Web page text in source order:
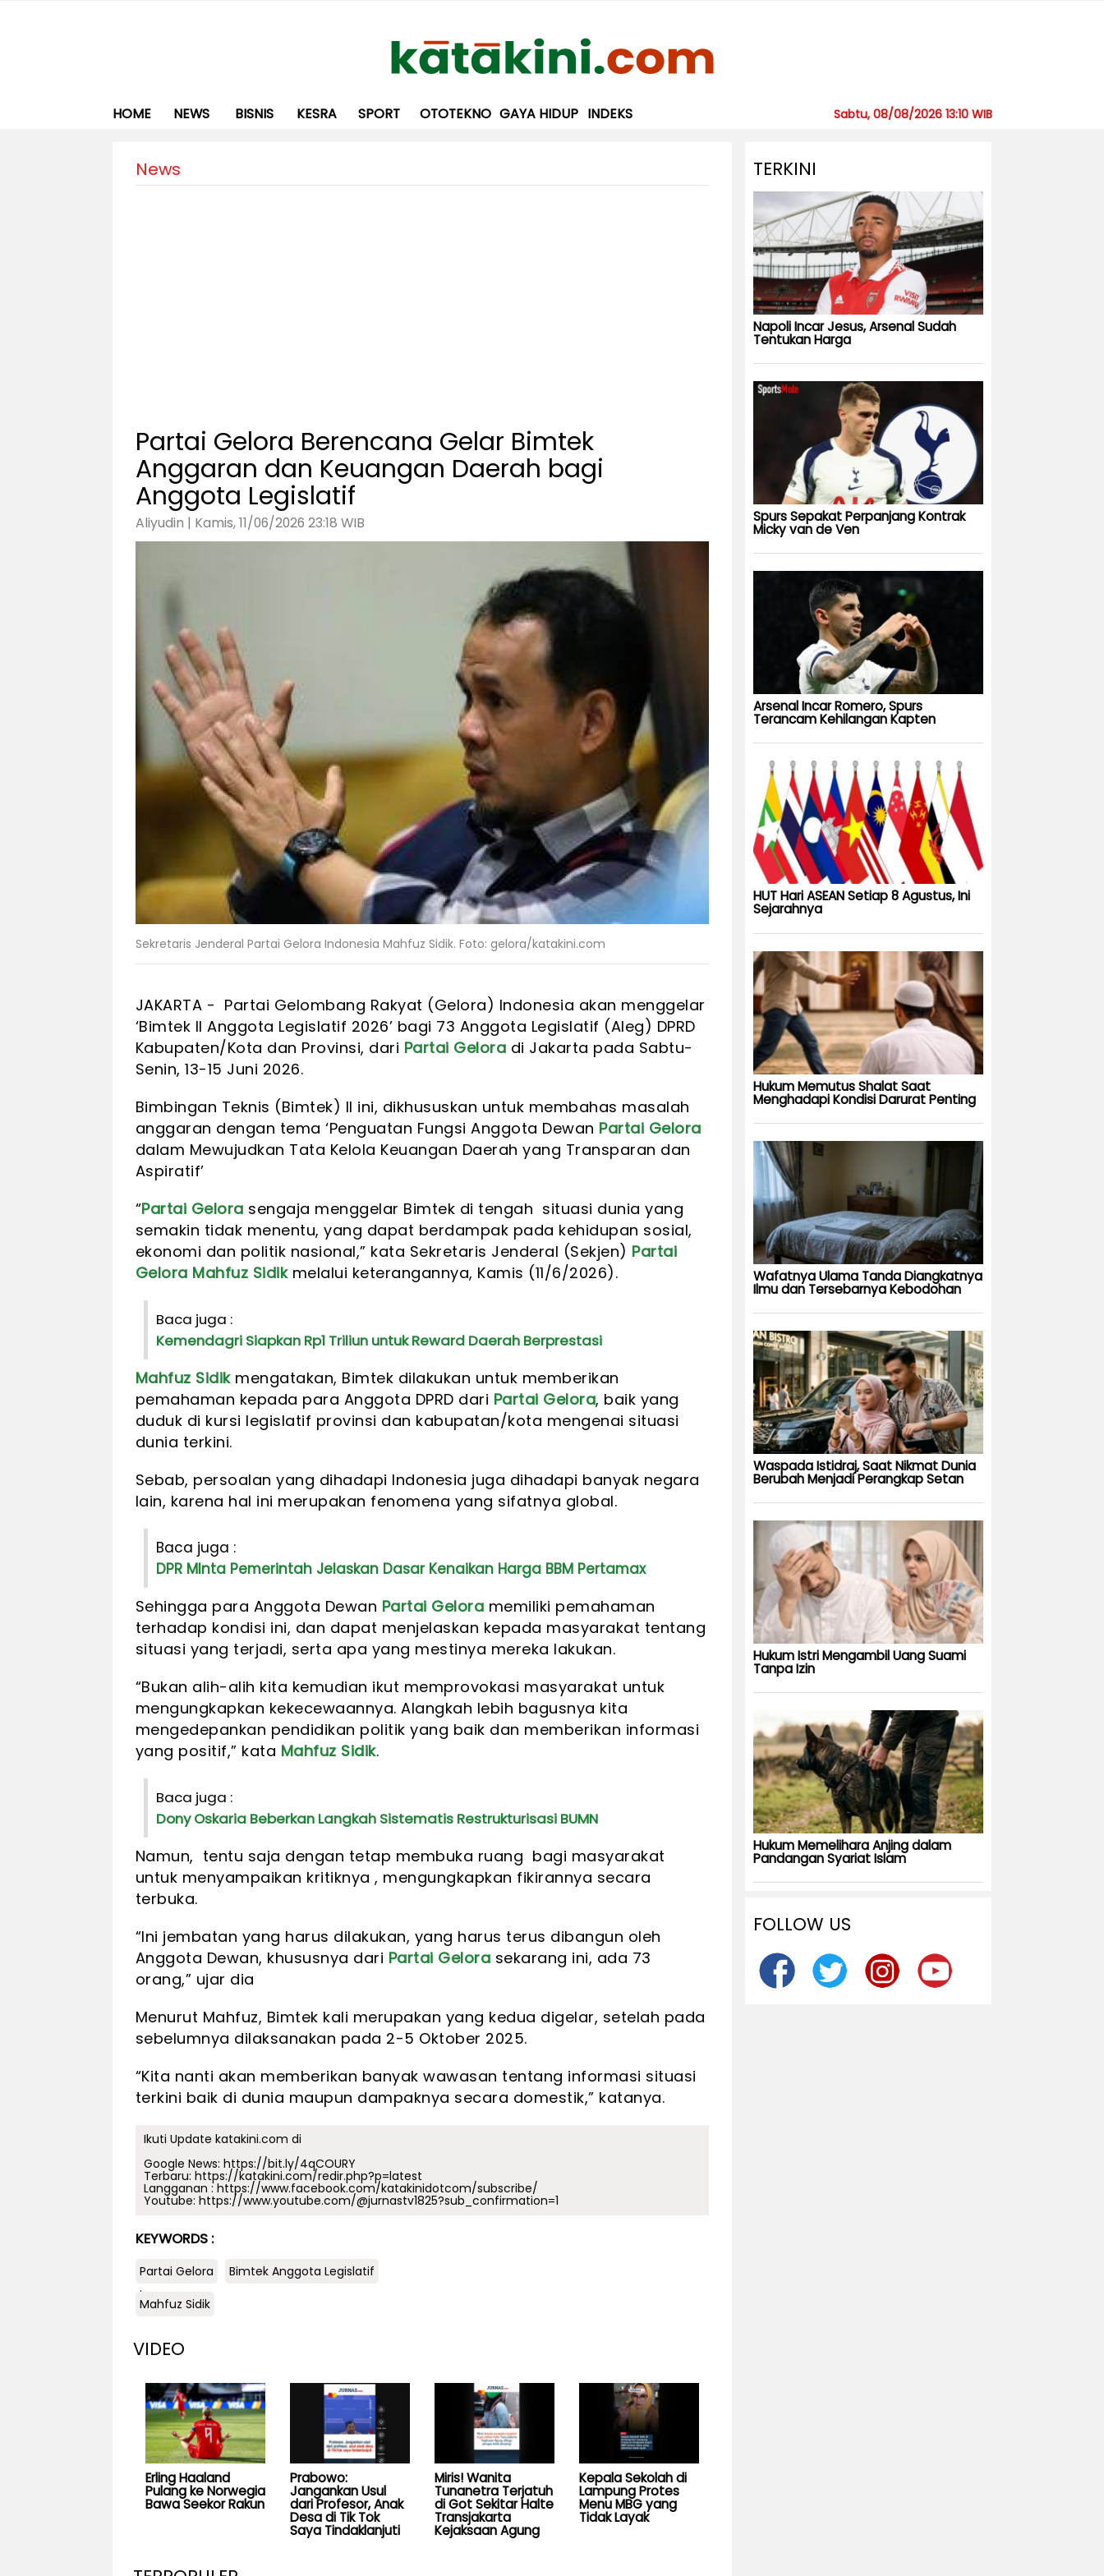
HOME NEWS BISNIS KESRA SPORT OTOTEKNO GAYA HIDUP INDEKS Sabtu, 08/08/2026 13:10 WIB
News
Partai Gelora Berencana Gelar Bimtek
Anggaran dan Keuangan Daerah bagi
Anggota Legislatif
Aliyudin | Kamis, 11/06/2026 23:18 WIB
Sekretaris Jenderal Partai Gelora Indonesia Mahfuz Sidik. Foto: gelora/katakini.com
JAKARTA - Partai Gelombang Rakyat (Gelora) Indonesia akan menggelar
‘Bimtek II Anggota Legislatif 2026’ bagi 73 Anggota Legislatif (Aleg) DPRD
Kabupaten/Kota dan Provinsi, dari Partai Gelora di Jakarta pada Sabtu-
Senin, 13-15 Juni 2026.
Bimbingan Teknis (Bimtek) II ini, dikhususkan untuk membahas masalah
anggaran dengan tema ‘Penguatan Fungsi Anggota Dewan Partai Gelora
dalam Mewujudkan Tata Kelola Keuangan Daerah yang Transparan dan
Aspiratif’
“Partai Gelora sengaja menggelar Bimtek di tengah situasi dunia yang
semakin tidak menentu, yang dapat berdampak pada kehidupan sosial,
ekonomi dan politik nasional,” kata Sekretaris Jenderal (Sekjen) Partai
Gelora Mahfuz Sidikmelalui keterangannya, Kamis (11/6/2026).
Baca juga :
Kemendagri Siapkan Rp1 Triliun untuk Reward Daerah Berprestasi
Mahfuz Sidikmengatakan, Bimtek dilakukan untuk memberikan
pemahaman kepada para Anggota DPRD dari Partai Gelora, baik yang
duduk di kursi legislatif provinsi dan kabupatan/kota mengenai situasi
dunia terkini.
Sebab, persoalan yang dihadapi Indonesia juga dihadapi banyak negara
lain, karena hal ini merupakan fenomena yang sifatnya global.
Baca juga :
DPR MInta Pemerintah Jelaskan Dasar Kenaikan Harga BBM Pertamax
Sehingga para Anggota Dewan Partai Gelora memiliki pemahaman
terhadap kondisi ini, dan dapat menjelaskan kepada masyarakat tentang
situasi yang terjadi, serta apa yang mestinya mereka lakukan.
“Bukan alih-alih kita kemudian ikut memprovokasi masyarakat untuk
mengungkapkan kekecewaannya. Alangkah lebih bagusnya kita
mengedepankan pendidikan politik yang baik dan memberikan informasi
yang positif,” kata Mahfuz Sidik.
Baca juga :
Dony Oskaria Beberkan Langkah Sistematis Restrukturisasi BUMN
Namun, tentu saja dengan tetap membuka ruang bagi masyarakat
untuk menyampaikan kritiknya , mengungkapkan fikirannya secara
terbuka.
“Ini jembatan yang harus dilakukan, yang harus terus dibangun oleh
Anggota Dewan, khususnya dari Partai Gelora sekarang ini, ada 73
orang,” ujar dia
Menurut Mahfuz, Bimtek kali merupakan yang kedua digelar, setelah pada
sebelumnya dilaksanakan pada 2-5 Oktober 2025.
“Kita nanti akan memberikan banyak wawasan tentang informasi situasi
terkini baik di dunia maupun dampaknya secara domestik,” katanya.
Ikuti Update katakini.com di
Google News: https://bit.ly/4qCOURY
Terbaru: https://katakini.com/redir.php?p=latest
Langganan : https://www.facebook.com/katakinidotcom/subscribe/
Youtube: https://www.youtube.com/@jurnastv1825?sub_confirmation=1
KEYWORDS :
Partai Gelora
Bimtek Anggota Legislatif
.
Mahfuz Sidik
VIDEO
Erling Haaland
Pulang ke Norwegia
Bawa Seekor Rakun
Prabowo:
Jangankan Usul
dari Profesor, Anak
Desa di Tik Tok
Saya Tindaklanjuti
Miris! Wanita
Tunanetra Terjatuh
di Got Sekitar Halte
Transjakarta
Kejaksaan Agung
Kepala Sekolah di
Lampung Protes
Menu MBG yang
Tidak Layak
TERKINI
Napoli Incar Jesus, Arsenal Sudah
Tentukan Harga
Spurs Sepakat Perpanjang Kontrak
Micky van de Ven
Arsenal Incar Romero, Spurs
Terancam Kehilangan Kapten
HUT Hari ASEAN Setiap 8 Agustus, Ini
Sejarahnya
Hukum Memutus Shalat Saat
Menghadapi Kondisi Darurat Penting
Wafatnya Ulama Tanda Diangkatnya
Ilmu dan Tersebarnya Kebodohan
Waspada Istidraj, Saat Nikmat Dunia
Berubah Menjadi Perangkap Setan
Hukum Istri Mengambil Uang Suami
Tanpa Izin
Hukum Memelihara Anjing dalam
Pandangan Syariat Islam
FOLLOW US